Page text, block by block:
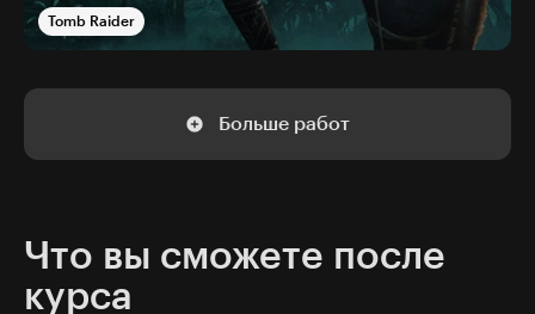
Tomb Raider
Больше работ
Что вы сможете после
курса